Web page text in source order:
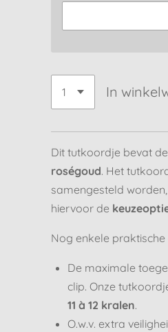
In
Dit tutkoordje bevat
roségoud. Het
samengesteld
hiervoor de
Nog enkele
De maximale
clip. Onze
11 à 12 kralen.
O.w.v. extra